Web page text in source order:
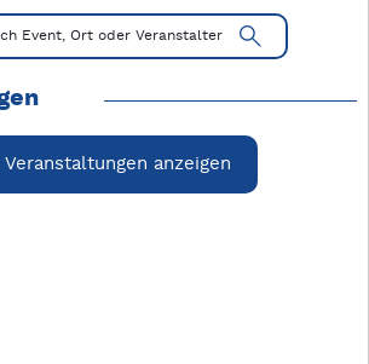
wechseln. Mit Pfeiltasten
Event, Ort oder Veranstalter
anzeigen